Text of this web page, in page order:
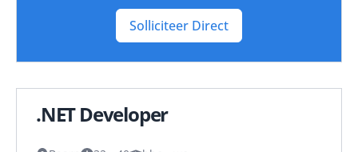
Solliciteer Direct
.NET Developer